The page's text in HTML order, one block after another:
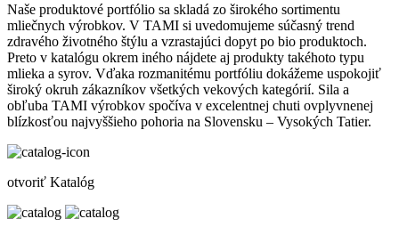
Naše produktové portfólio sa skladá zo širokého sortimentu
mliečnych výrobkov. V TAMI si uvedomujeme súčasný trend
zdravého životného štýlu a vzrastajúci dopyt po bio produktoch.
Preto v katalógu okrem iného nájdete aj produkty takéhoto typu
mlieka a syrov. Vďaka rozmanitému portfóliu dokážeme uspokojiť
široký okruh zákazníkov všetkých vekových kategórií. Sila a
obľuba TAMI výrobkov spočíva v excelentnej chuti ovplyvnenej
blízkosťou najvyššieho pohoria na Slovensku – Vysokých Tatier.
otvoriť Katalóg